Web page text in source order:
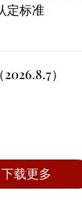
定标准
）
下载更多